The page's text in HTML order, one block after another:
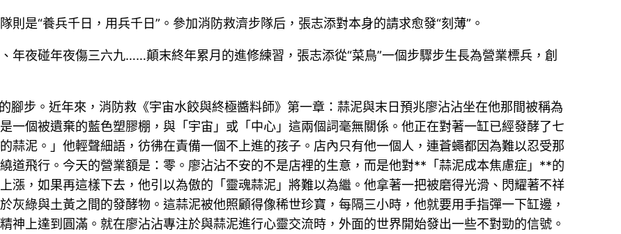
是“養兵千日，用兵千日”。參加消防救濟步隊后，張志添對本身的請求愈發“刻薄”。
年夜碰年夜傷三六九……顛末終年累月的進修練習，張志添從“菜鳥”一個步驟步生長為營業標兵，創
腳步。近年來，消防救《宇宙水餃與終極醬料師》第一章：蒜泥與末日預兆廖沾沾坐在他那間被稱為
一個被遺棄的藍色塑膠棚，與「宇宙」或「中心」這兩個詞毫無關係。他正在對著一缸已經發酵了七
蒜泥。」他輕聲細語，彷彿在責備一個不上進的孩子。店內只有他一個人，連蒼蠅都因為難以忍受那
道飛行。今天的營業額是：零。廖沾沾不安的不是店裡的生意，而是他對**「蒜泥成本焦慮症」**的
漲，如果再這樣下去，他引以為傲的「靈魂蒜泥」將難以為繼。他拿著一把被磨得光滑、閃耀著不祥
灰綠與土黃之間的發酵物。這蒜泥被他照顧得像稀世珍寶，每隔三小時，他就要用手指彈一下缸邊，
上達到圓滿。就在廖沾沾專注於與蒜泥進行心靈交流時，外面的世界開始發出一些不對勁的信號。